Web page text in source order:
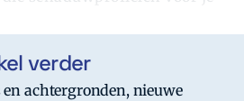
verder
achtergronden, nieuwe